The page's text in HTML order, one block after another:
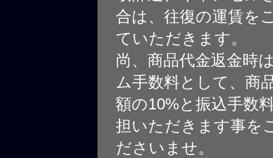
合は、往復の運賃を
ていただきます。
尚、商品代金返金時
ム手数料として、商
額の10%と振込手数
担いただきます事を
ださいませ。